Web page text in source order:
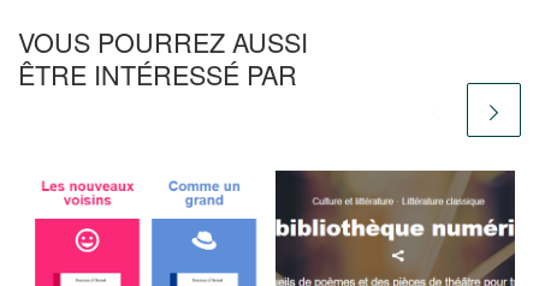
VOUS POURREZ AUSSI
ÊTRE INTÉRESSÉ PAR